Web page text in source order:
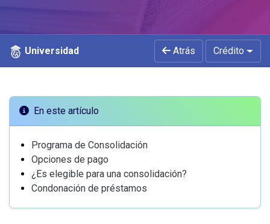
Universidad Atrás Crédito
En este artículo
Programa de Consolidación
Opciones de pago
¿Es elegible para una consolidación?
Condonación de préstamos